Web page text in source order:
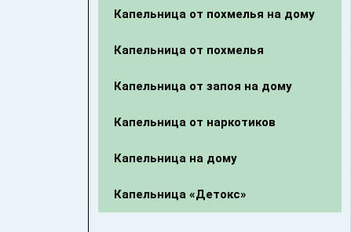
Капельница от похмелья на дому
Капельница от похмелья
Капельница от запоя на дому
Капельница от наркотиков
Капельница на дому
Капельница «Детокс»